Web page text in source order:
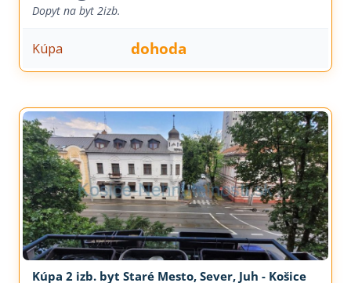
Dopyt na byt 2izb.
Kúpa dohoda
Kúpa 2 izb. byt Staré Mesto, Sever, Juh - Košice